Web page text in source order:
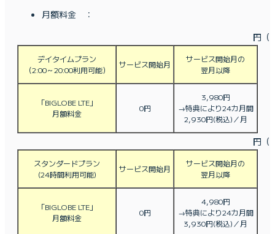
月額料金 ：
円（
デイタイムプラン
（2:00～20:00利用可能）
サービス開始月
サービス開始月の
翌月以降
「BIGLOBE LTE」
月額料金
0円
3,980円
→特典により24カ月間
2,930円(税込)／月
円（
スタンダードプラン
(24時間利用可能)
サービス開始月
サービス開始月の
翌月以降
「BIGLOBE LTE」
月額料金
0円
4,980円
→特典により24カ月間
3,930円(税込)／月